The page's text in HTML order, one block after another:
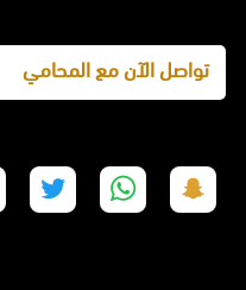
تواصل الآن مع المحامي
على
على
على